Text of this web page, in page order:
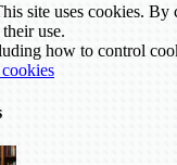
site uses cookies. By
use.
how to control